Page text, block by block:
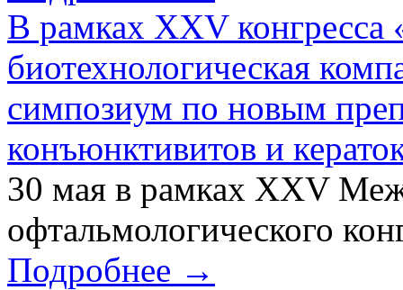
В рамках XXV конгресса
биотехнологическая
симпозиум по новым
конъюнктивитов и
30 мая в рамках XXV
офтальмологического
Подробнее →